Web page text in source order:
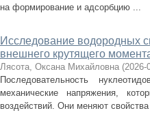
на формирование и адсорбцию ...
Исследование водородных
внешнего крутящего
Лясота, Оксана Михайловна (2026-
Последовательность
механические напряжения,
воздействий. Они меняют